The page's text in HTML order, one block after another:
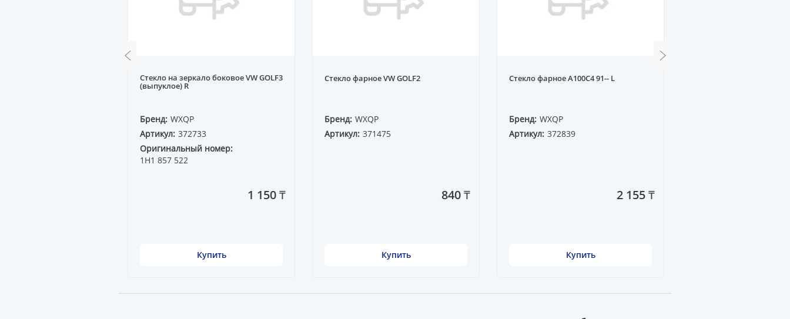
Стекло на зеркало боковое VW GOLF3
(выпуклое) R
Бренд: WXQP
Артикул: 372733
Оригинальный номер:
1H1 857 522
1 150 ₸
Купить
Стекло фарное VW GOLF2
Бренд: WXQP
Артикул: 371475
840 ₸
Купить
Стекло фарное A100C4 91-- L
Бренд: WXQP
Артикул: 372839
2 155 ₸
Купить